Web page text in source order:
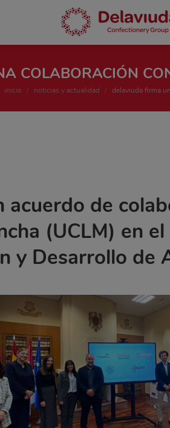
COLABORACIÓN
Estás aquí:
inicio noticias y actualidad delaviuda firma
de
(UCLM) en
y Desarrollo de